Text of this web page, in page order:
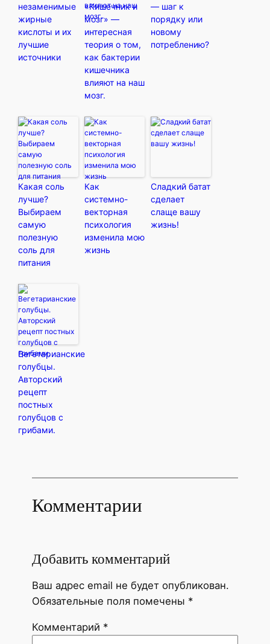
незаменимые
жирные
кислоты и их
лучшие
источники
«Кишечник и
мозг» —
интересная
теория о том,
как бактерии
кишечника
влияют на наш
мозг.
— шаг к
порядку или
новому
потреблению?
Какая соль
лучше?
Выбираем
самую
полезную
соль для
питания
Как
системно-
векторная
психология
изменила мою
жизнь
Сладкий батат
сделает
слаще вашу
жизнь!
Вегетарианские
голубцы.
Авторский
рецепт
постных
голубцов с
грибами.
Комментарии
Добавить комментарий
Ваш адрес email не будет опубликован.
Обязательные поля помечены *
Комментарий *